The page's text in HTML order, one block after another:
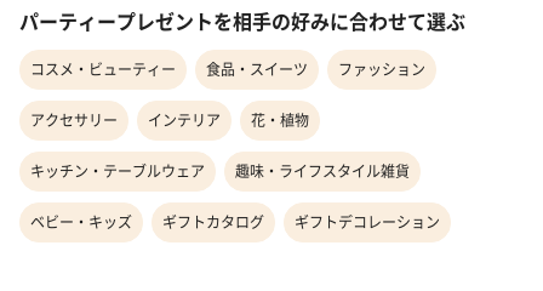
パーティープレゼントを相手の好みに合わせて選ぶ
コスメ・ビューティー 食品・スイーツ ファッション
アクセサリー インテリア 花・植物
キッチン・テーブルウェア 趣味・ライフスタイル雑貨
ベビー・キッズ ギフトカタログ ギフトデコレーション